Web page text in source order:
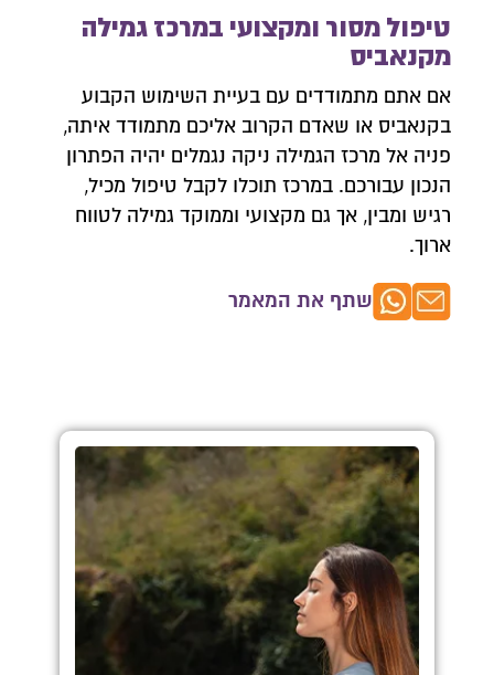
טיפול מסור ומקצועי במרכז גמילה
מקנאביס
אם אתם מתמודדים עם בעיית השימוש הקבוע
בקנאביס או שאדם הקרוב אליכם מתמודד איתה,
פניה אל מרכז הגמילה ניקה נגמלים יהיה הפתרון
הנכון עבורכם. במרכז תוכלו לקבל טיפול מכיל,
רגיש ומבין, אך גם מקצועי וממוקד גמילה לטווח
ארוך.
שתף את המאמר